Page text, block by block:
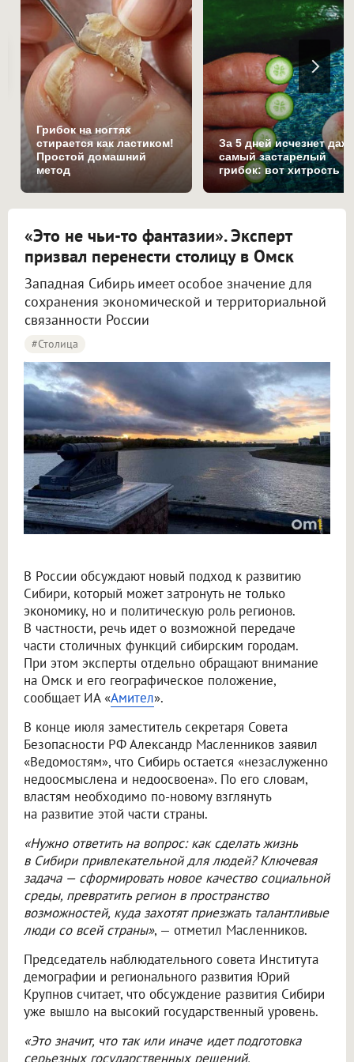
Грибок на ногтях
стирается как ластиком!
Простой домашний
метод
За 5 дней исчезнет
самый застарелый
грибок: вот хитрость
«Это не чьи-то фантазии». Эксперт
призвал перенести столицу в Омск
Западная Сибирь имеет особое значение для
сохранения экономической и территориальной
связанности России
#столица
В России обсуждают новый подход к развитию
Сибири, который может затронуть не только
экономику, но и политическую роль регионов.
В частности, речь идет о возможной передаче
части столичных функций сибирским городам.
При этом эксперты отдельно обращают внимание
на Омск и его географическое положение,
сообщает ИА «Амител».
В конце июля заместитель секретаря Совета
Безопасности РФ Александр Масленников заявил
«Ведомостям», что Сибирь остается «незаслуженно
недоосмыслена и недоосвоена». По его словам,
властям необходимо по-новому взглянуть
на развитие этой части страны.
«Нужно ответить на вопрос: как сделать жизнь
в Сибири привлекательной для людей? Ключевая
задача — сформировать новое качество социальной
среды, превратить регион в пространство
возможностей, куда захотят приезжать талантливые
люди со всей страны», — отметил Масленников.
Председатель наблюдательного совета Института
демографии и регионального развития Юрий
Крупнов считает, что обсуждение развития Сибири
уже вышло на высокий государственный уровень.
«Это значит, что так или иначе идет подготовка
серьезных государственных решений.